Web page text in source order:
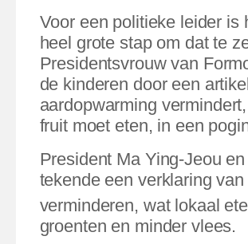
Voor een politieke leider is
heel grote stap om dat te
Presidentsvrouw van
de kinderen door een
aardopwarming
fruit moet eten, in een
President Ma Ying-Jeou
tekende een verklaring
verminderen, wat lokaal
groenten en minder vlees.